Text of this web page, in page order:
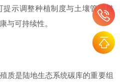
提示调整种植制度与土壤管理措
与可持续性。
质是陆地生态系统碳库的重要组